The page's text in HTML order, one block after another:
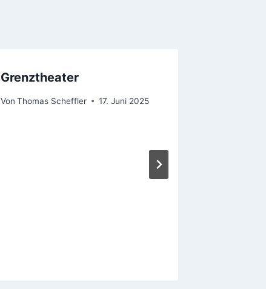
Grenztheater
Von Thomas Scheffler 17. Juni 2025